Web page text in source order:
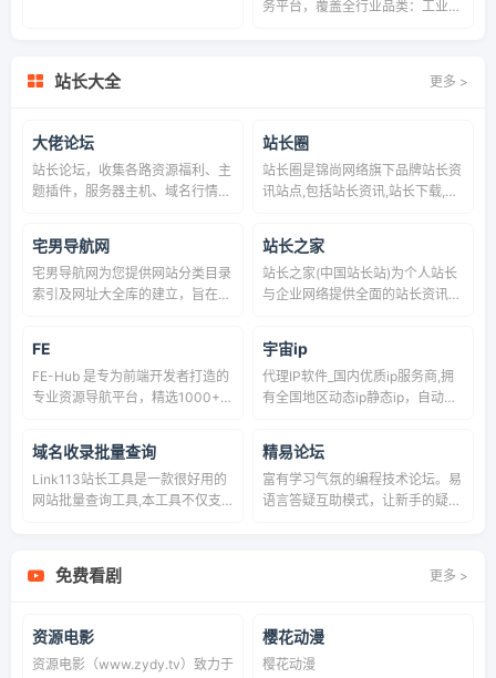
务平台，覆盖全行业品类：工业
度推广服务，帮助供应商获取商
协同、采购管理、在线交易、供应
链金融等服务，帮助企业提升采购
效率、降低采购成本。
站长大全 更多 >
大佬论坛
站长论坛，收集各路资源福利、主
题插件，服务器主机、域名行情等
站长圈
站长圈是锦尚网络旗下品牌站长资
讯站点,包括站长资讯,站长下载,站
为中国站长提供最好的源代码、图
片、建站资讯和建站技术等资源.
宅男导航网
宅男导航网为您提供网站分类目录
索引及网址大全库的建立，旨在为
全的优秀名站技术导航。
站长之家
站长之家(中国站长站)为个人站长
与企业网络提供全面的站长资讯、
强大的搜索优化辅助工具、网络产
品设计与运营理念以及一站式网络
解决方案，十年来我们一直致力为
中文网站提供动力。
FE
FE-Hub 是专为前端开发者打造的
专业资源导航平台，精选1000+优
工具、JavaScript库、Vue/React
组件、动画效果、UI设计资源、开
发神器、学习教程等优质内容。完
全免费访问，定期更新维护，助力
宇宙ip
代理IP软件_国内优质ip服务商,拥
有全国地区动态ip静态ip，自动换
理ip,企业大数据爬取http动态IP优
选!
域名收录批量查询
Link113站长工具是一款很好用的
网站批量查询工具,本工具不仅支
查询外还支持域名注册时间/域名
到期时间/域名年龄,网站权重,网址
精易论坛
富有学习气氛的编程技术论坛。易
语言答疑互助模式，让新手的疑问
免费看剧 更多 >
资源电影
资源电影（www.zydy.tv）致力于
樱花动漫
樱花动漫